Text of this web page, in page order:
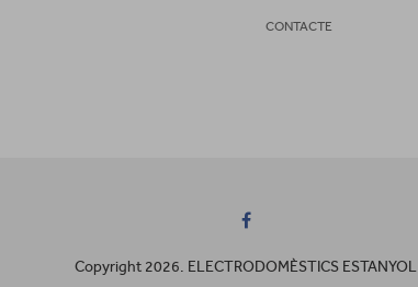
CONTACTE
Copyright 2026. ELECTRODOMÈSTICS ESTANYOL